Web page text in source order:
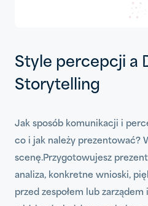
Style percepcji a
Storytelling
Jak sposób komunikacji i
co i jak należy prezentować?
scenę.Przygotowujesz
analiza, konkretne wnioski,
przed zespołem lub